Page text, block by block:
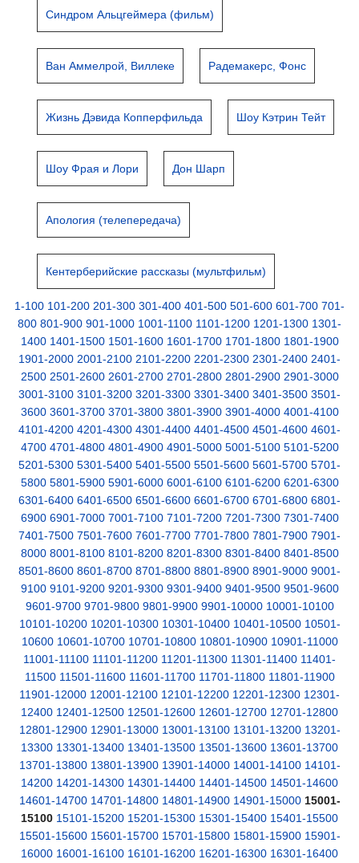
Синдром Альцгеймера (фильм)
Ван Аммелрой, Виллеке Радемакерс, Фонс
Жизнь Дэвида Копперфильда Шоу Кэтрин Тейт
Шоу Фрая и Лори Дон Шарп
Апология (телепередача)
Кентерберийские рассказы (мультфильм)
1-100 101-200 201-300 301-400 401-500 501-600 601-700 701-
800 801-900 901-1000 1001-1100 1101-1200 1201-1300 1301-
1400 1401-1500 1501-1600 1601-1700 1701-1800 1801-1900
1901-2000 2001-2100 2101-2200 2201-2300 2301-2400 2401-
2500 2501-2600 2601-2700 2701-2800 2801-2900 2901-3000
3001-3100 3101-3200 3201-3300 3301-3400 3401-3500 3501-
3600 3601-3700 3701-3800 3801-3900 3901-4000 4001-4100
4101-4200 4201-4300 4301-4400 4401-4500 4501-4600 4601-
4700 4701-4800 4801-4900 4901-5000 5001-5100 5101-5200
5201-5300 5301-5400 5401-5500 5501-5600 5601-5700 5701-
5800 5801-5900 5901-6000 6001-6100 6101-6200 6201-6300
6301-6400 6401-6500 6501-6600 6601-6700 6701-6800 6801-
6900 6901-7000 7001-7100 7101-7200 7201-7300 7301-7400
7401-7500 7501-7600 7601-7700 7701-7800 7801-7900 7901-
8000 8001-8100 8101-8200 8201-8300 8301-8400 8401-8500
8501-8600 8601-8700 8701-8800 8801-8900 8901-9000 9001-
9100 9101-9200 9201-9300 9301-9400 9401-9500 9501-9600
9601-9700 9701-9800 9801-9900 9901-10000 10001-10100
10101-10200 10201-10300 10301-10400 10401-10500 10501-
10600 10601-10700 10701-10800 10801-10900 10901-11000
11001-11100 11101-11200 11201-11300 11301-11400 11401-
11500 11501-11600 11601-11700 11701-11800 11801-11900
11901-12000 12001-12100 12101-12200 12201-12300 12301-
12400 12401-12500 12501-12600 12601-12700 12701-12800
12801-12900 12901-13000 13001-13100 13101-13200 13201-
13300 13301-13400 13401-13500 13501-13600 13601-13700
13701-13800 13801-13900 13901-14000 14001-14100 14101-
14200 14201-14300 14301-14400 14401-14500 14501-14600
14601-14700 14701-14800 14801-14900 14901-15000 15001-
15100 15101-15200 15201-15300 15301-15400 15401-15500
15501-15600 15601-15700 15701-15800 15801-15900 15901-
16000 16001-16100 16101-16200 16201-16300 16301-16400